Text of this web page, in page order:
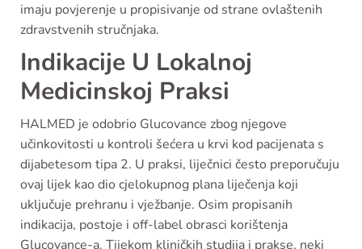
imaju povjerenje u propisivanje od strane ovlaštenih
zdravstvenih stručnjaka.
Indikacije U Lokalnoj
Medicinskoj Praksi
HALMED je odobrio Glucovance zbog njegove
učinkovitosti u kontroli šećera u krvi kod pacijenata s
dijabetesom tipa 2. U praksi, liječnici često preporučuju
ovaj lijek kao dio cjelokupnog plana liječenja koji
uključuje prehranu i vježbanje. Osim propisanih
indikacija, postoje i off-label obrasci korištenja
Glucovance-a. Tijekom kliničkih studija i prakse, neki